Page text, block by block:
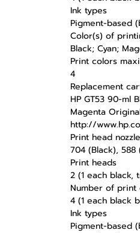
Ink types
Pigment-based
Color(s) of
Black; Cyan;
Print colors
4
Replacement
HP GT53 90-ml
Magenta
http://
Print head
704 (Black), 588
Print heads
2 (1 each black,
Number of print
4 (1 each black
Ink types
Pigment-based